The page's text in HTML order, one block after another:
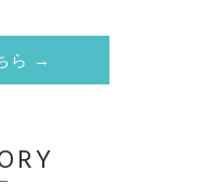
ら →